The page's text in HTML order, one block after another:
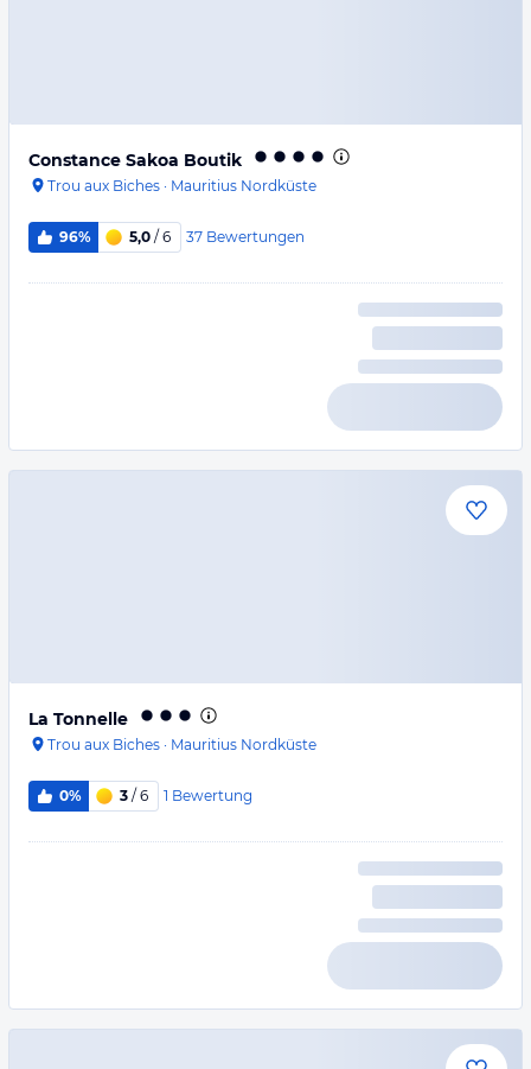
Constance Sakoa Boutik
Trou aux Biches · Mauritius Nordküste
96% 5,0 / 6 37 Bewertungen
La Tonnelle
Trou aux Biches · Mauritius Nordküste
0% 3 / 6 1 Bewertung